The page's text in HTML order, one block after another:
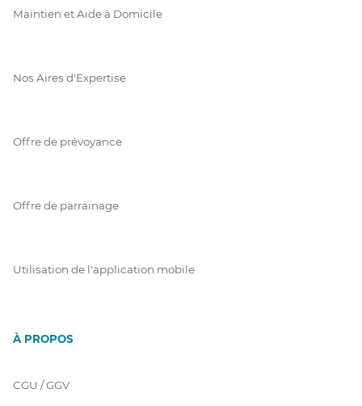
Maintien et Aide à Domicile
Nos Aires d'Expertise
Offre de prévoyance
Offre de parrainage
Utilisation de l'application mobile
À PROPOS
CGU / GGV